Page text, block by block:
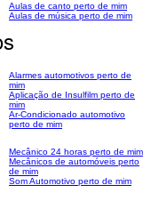
Aulas de canto perto de mim
Aulas de música perto de mim
Alarmes automotivos perto de
mim
Aplicação de Insulfilm perto de
mim
Ar-Condicionado automotivo
perto de mim
Mecânico 24 horas perto de mim
Mecânicos de automóveis perto
de mim
Som Automotivo perto de mim